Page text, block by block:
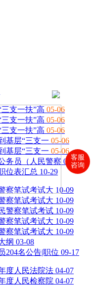
客服
咨询
支一扶”高 05-06
支一扶”高 05-06
支一扶”高 05-06
基层“三支一 05-06
基层“三支一 05-06
务员（人民警察 01-26
位表汇总 10-29
察笔试考试大 10-09
察笔试考试大 10-09
警察笔试考试 10-09
察笔试考试大 10-09
察笔试考试大 10-09
纲 03-08
204名公告|职位 09-17
度人民法院法 04-07
度人民检察院 04-07